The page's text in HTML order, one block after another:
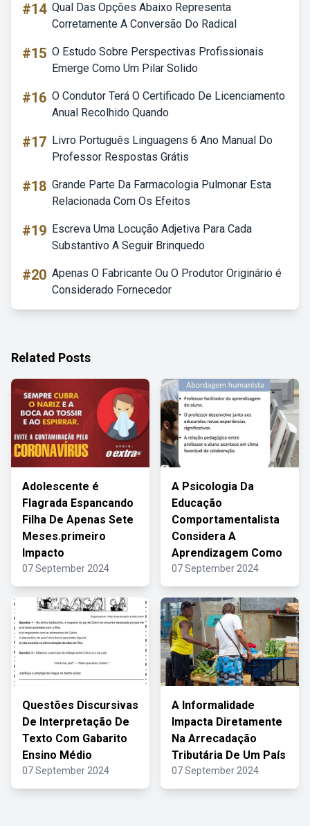
#14 Qual Das Opções Abaixo Representa
Corretamente A Conversão Do Radical
#15 O Estudo Sobre Perspectivas Profissionais
Emerge Como Um Pilar Solido
#16 O Condutor Terá O Certificado De Licenciamento
Anual Recolhido Quando
#17 Livro Português Linguagens 6 Ano Manual Do
Professor Respostas Grátis
#18 Grande Parte Da Farmacologia Pulmonar Esta
Relacionada Com Os Efeitos
#19 Escreva Uma Locução Adjetiva Para Cada
Substantivo A Seguir Brinquedo
#20 Apenas O Fabricante Ou O Produtor Originário é
Considerado Fornecedor
Related Posts
Adolescente é
Flagrada Espancando
Filha De Apenas Sete
Meses.primeiro
Impacto
07 September 2024
A Psicologia Da
Educação
Comportamentalista
Considera A
Aprendizagem Como
07 September 2024
Questões Discursivas
De Interpretação De
Texto Com Gabarito
Ensino Médio
07 September 2024
A Informalidade
Impacta Diretamente
Na Arrecadação
Tributária De Um País
07 September 2024